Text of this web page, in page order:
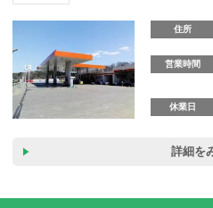
お役立ち記事
住所
営業時間
休業日
詳細を